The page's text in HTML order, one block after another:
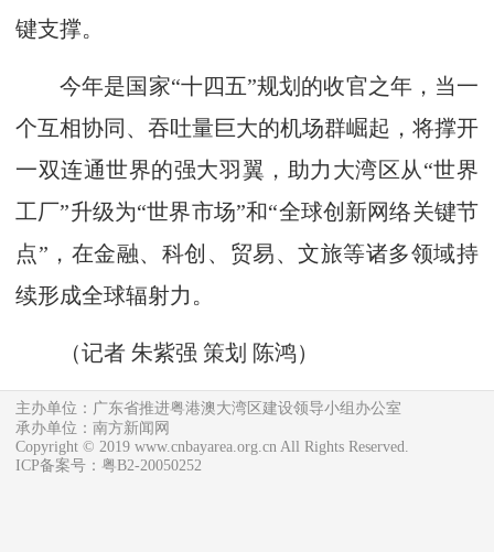
键支撑。
今年是国家“十四五”规划的收官之年，当一
个互相协同、吞吐量巨大的机场群崛起，将撑开
一双连通世界的强大羽翼，助力大湾区从“世界
工厂”升级为“世界市场”和“全球创新网络关键节
点”，在金融、科创、贸易、文旅等诸多领域持
续形成全球辐射力。
（记者 朱紫强 策划 陈鸿）
主办单位：广东省推进粤港澳大湾区建设领导小组办公室
承办单位：南方新闻网
Copyright © 2019 www.cnbayarea.org.cn All Rights Reserved.
ICP备案号：粤B2-20050252